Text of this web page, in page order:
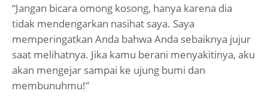
“Jangan bicara omong kosong, hanya karena dia
tidak mendengarkan nasihat saya. Saya
memperingatkan Anda bahwa Anda sebaiknya jujur
saat melihatnya. Jika kamu berani menyakitinya, aku
akan mengejar sampai ke ujung bumi dan
membunuhmu!”